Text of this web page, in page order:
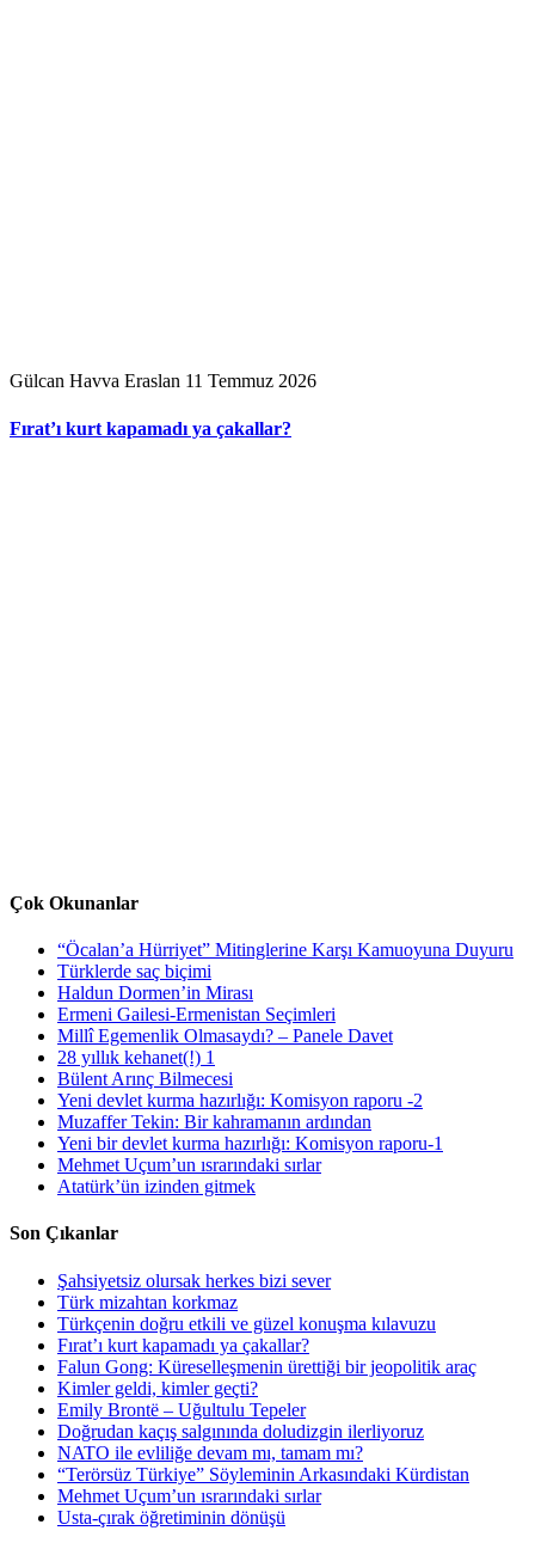
Gülcan Havva Eraslan 11 Temmuz 2026
Fırat’ı kurt kapamadı ya çakallar?
Çok Okunanlar
“Öcalan’a Hürriyet” Mitinglerine Karşı Kamuoyuna Duyuru
Türklerde saç biçimi
Haldun Dormen’in Mirası
Ermeni Gailesi-Ermenistan Seçimleri
Millî Egemenlik Olmasaydı? – Panele Davet
28 yıllık kehanet(!) 1
Bülent Arınç Bilmecesi
Yeni devlet kurma hazırlığı: Komisyon raporu -2
Muzaffer Tekin: Bir kahramanın ardından
Yeni bir devlet kurma hazırlığı: Komisyon raporu-1
Mehmet Uçum’un ısrarındaki sırlar
Atatürk’ün izinden gitmek
Son Çıkanlar
Şahsiyetsiz olursak herkes bizi sever
Türk mizahtan korkmaz
Türkçenin doğru etkili ve güzel konuşma kılavuzu
Fırat’ı kurt kapamadı ya çakallar?
Falun Gong: Küreselleşmenin ürettiği bir jeopolitik araç
Kimler geldi, kimler geçti?
Emily Brontë – Uğultulu Tepeler
Doğrudan kaçış salgınında doludizgin ilerliyoruz
NATO ile evliliğe devam mı, tamam mı?
“Terörsüz Türkiye” Söyleminin Arkasındaki Kürdistan
Mehmet Uçum’un ısrarındaki sırlar
Usta-çırak öğretiminin dönüşü